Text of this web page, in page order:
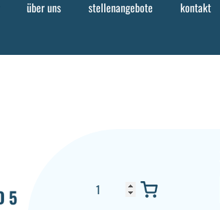
über uns stellenangebote
kontakt
5